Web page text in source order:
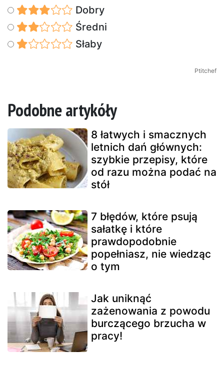
Dobry
Średni
Słaby
Ptitchef
Podobne artykóły
8 łatwych i smacznych
letnich dań głównych:
szybkie przepisy, które
od razu można podać na
stół
7 błędów, które psują
sałatkę i które
prawdopodobnie
popełniasz, nie wiedząc
o tym
Jak uniknąć
zażenowania z powodu
burczącego brzucha w
pracy!